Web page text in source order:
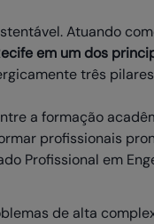
Atuando
em um dos
três
a formação
profissionais
Profissional em
de alta